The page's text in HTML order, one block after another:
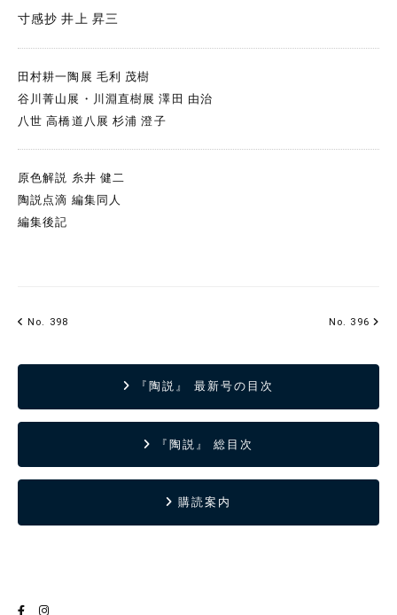
寸感抄 井上 昇三
田村耕一陶展 毛利 茂樹
谷川菁山展・川淵直樹展 澤田 由治
八世 高橋道八展 杉浦 澄子
原色解説 糸井 健二
陶説点滴 編集同人
編集後記
No. 398 No. 396
『陶説』 最新号の目次
『陶説』 総目次
購読案内